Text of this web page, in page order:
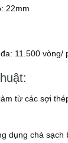
22mm
11.500 vòng/
từ các sợi
dụng chà